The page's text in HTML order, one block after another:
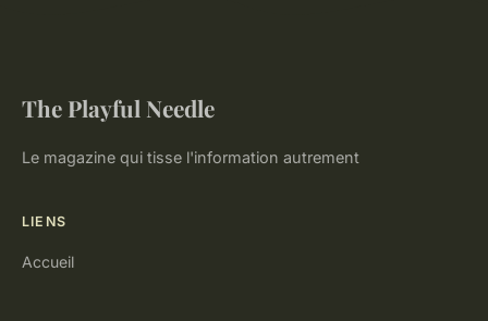
The Playful Needle
Le magazine qui tisse l'information autrement
LIENS
Accueil